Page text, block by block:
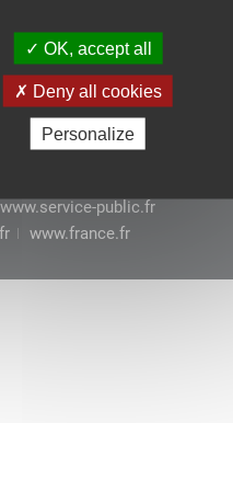
OK, accept all
Deny all cookies
Personalize
www.service-public.fr
www.france.fr